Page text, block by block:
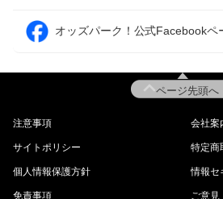
オッズパーク！公式Facebookペ
ページ先頭へ
注意事項 会社案
サイトポリシー 特定商
個人情報保護方針 情報セ
免責事項 ご意見